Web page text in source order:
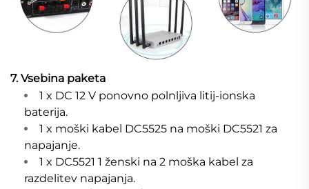
7. Vsebina paketa
1 x DC 12 V ponovno polnljiva litij-ionska
baterija.
1 x moški kabel DC5525 na moški DC5521 za
napajanje.
1 x DC5521 1 ženski na 2 moška kabel za
razdelitev napajanja.